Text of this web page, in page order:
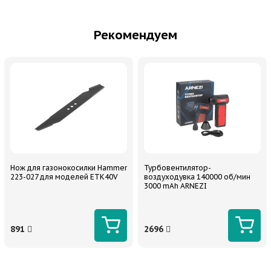
Рекомендуем
Нож для газонокосилки Hammer
223-027 для моделей ETK40V
891
Турбовентилятор-
воздуходувка 140000 об/мин
3000 mAh ARNEZI
2696